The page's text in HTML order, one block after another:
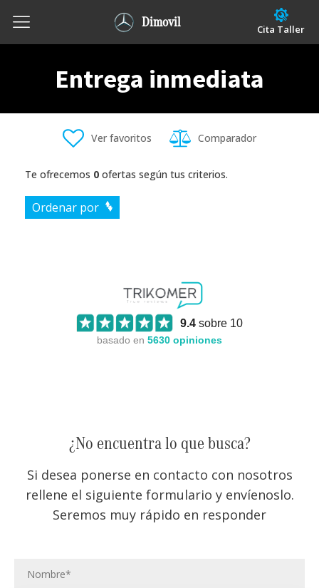
Dimovil Cita Taller
Entrega inmediata
Ver favoritos Comparador
Te ofrecemos 0 ofertas según tus criterios.
Ordenar por
9.4sobre 10
basado en 5630 opiniones
¿No encuentra lo que busca?
Si desea ponerse en contacto con nosotros
rellene el siguiente formulario y envíenoslo.
Seremos muy rápido en responder